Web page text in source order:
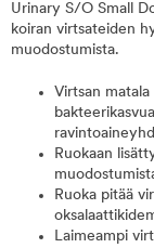
Urinary S/O Small
koiran virtsateiden
muodostumista.
Virtsan
Ruokaan
Ruoka pitää
Laimeampi